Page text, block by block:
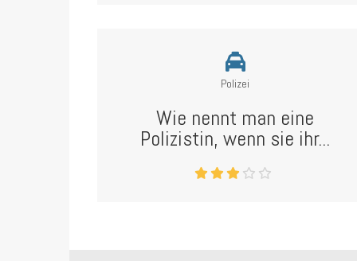
Polizei
Wie nennt man eine
Polizistin, wenn sie ihr...